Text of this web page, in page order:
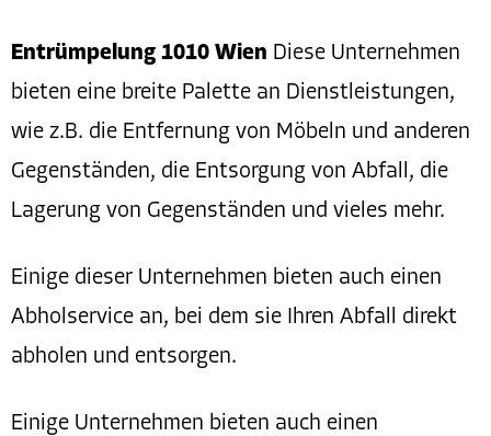
Entrümpelung 1010 Wien Diese Unternehmen
bieten eine breite Palette an Dienstleistungen,
wie z.B. die Entfernung von Möbeln und anderen
Gegenständen, die Entsorgung von Abfall, die
Lagerung von Gegenständen und vieles mehr.
Einige dieser Unternehmen bieten auch einen
Abholservice an, bei dem sie Ihren Abfall direkt
abholen und entsorgen.
Einige Unternehmen bieten auch einen